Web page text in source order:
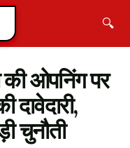
🔍
ओपनिंग पर
दावेदारी,
चुनौती